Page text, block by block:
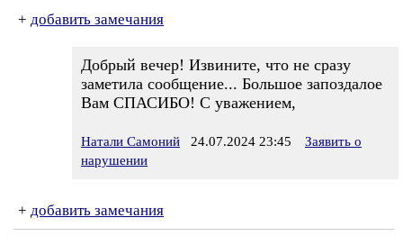
+ добавить замечания
Добрый вечер! Извините, что не сразу
заметила сообщение... Большое запоздалое
Вам СПАСИБО! С уважением,
Натали Самоний 24.07.2024 23:45
Заявить о
нарушении
+ добавить замечания